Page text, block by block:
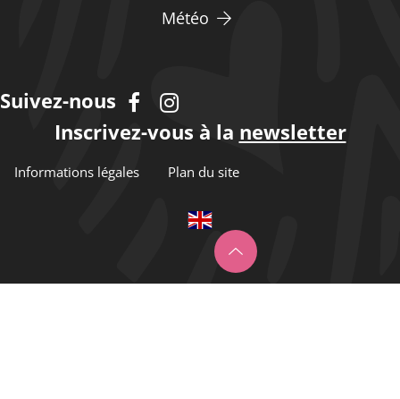
Météo
Suivez-nous
Inscrivez-vous à la newsletter
Informations légales Plan du site